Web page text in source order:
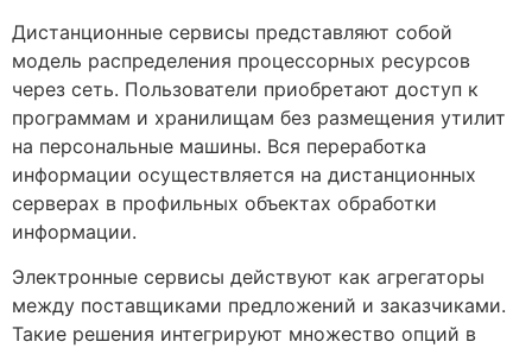
Дистанционные сервисы представляют собой
модель распределения процессорных ресурсов
через сеть. Пользователи приобретают доступ к
программам и хранилищам без размещения утилит
на персональные машины. Вся переработка
информации осуществляется на дистанционных
серверах в профильных объектах обработки
информации.
Электронные сервисы действуют как агрегаторы
между поставщиками предложений и заказчиками.
Такие решения интегрируют множество опций в